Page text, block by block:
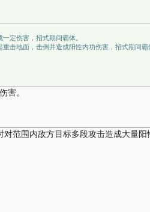
定伤害，招式期间霸体。
击地面，击倒并造成阳性内功伤害，招式期间霸
害。
范围内敌方目标多段攻击造成大量阳